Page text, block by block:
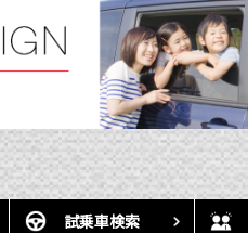
試乗車検索